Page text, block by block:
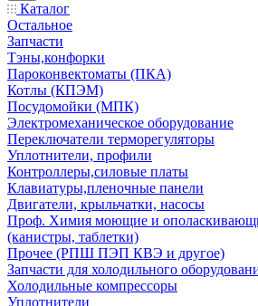
Каталог
Остальное
Запчасти
Тэны,конфорки
Пароконвектоматы (ПКА)
Котлы (КПЭМ)
Посудомойки (МПК)
Электромеханическое оборудование
Переключатели терморегуляторы
Уплотнители, профили
Контроллеры,силовые платы
Клавиатуры,пленочные панели
Двигатели, крыльчатки, насосы
Проф. Химия моющие и
(канистры, таблетки)
Прочее (РПШ ПЭП КВЭ и другое)
Запчасти для холодильного
Холодильные компрессоры
Уплотнители